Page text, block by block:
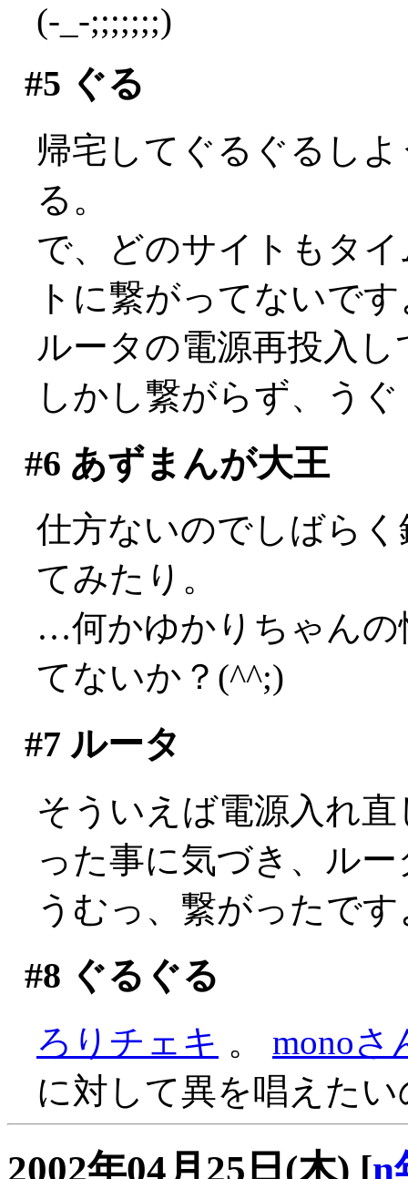
(-_-;;;;;;;)
#5 ぐる
帰宅してぐるぐるし
る。
で、どのサイトもタ
トに繋がってないで
ルータの電源再投入
しかし繋がらず、う
#6 あずまんが大王
仕方ないのでしばら
てみたり。
…何かゆかりちゃんの
てないか？(^^;)
#7 ルータ
そういえば電源入れ
った事に気づき、ル
うむっ、繋がったで
#8 ぐるぐる
ろりチェキ 。 monoさ
に対して異を唱えた
2002年04月25日(木) [n